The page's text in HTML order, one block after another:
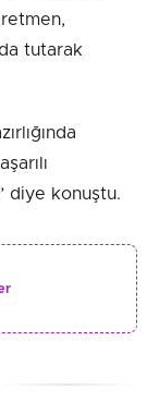
tutarak
diye konuştu.